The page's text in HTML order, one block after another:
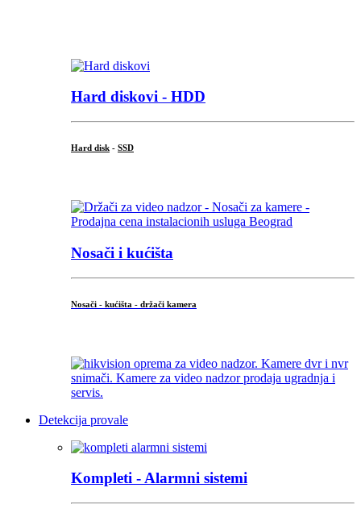
Hard diskovi - HDD
Hard disk - SSD
Nosači i kućišta
Nosači - kućišta - držači kamera
Detekcija provale
Kompleti - Alarmni sistemi